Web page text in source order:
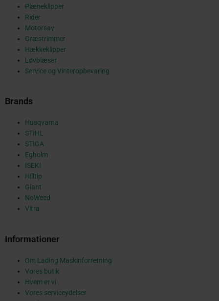
k
a
Plæneklipper
Rider
Motorsav
Græstrimmer
Hækkeklipper
Løvblæser
Service og Vinteropbevaring
Brands
Husqvarna
STIHL
STIGA
Egholm
ISEKI
Hilltip
Giant
NoWeed
Vitra
Informationer
Om Lading Maskinforretning
Vores butik
Hvem er vi
Vores serviceydelser